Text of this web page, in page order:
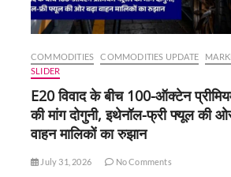
COMMODITIES COMMODITIES UPDATE
SLIDER
E20 विवाद के बीच 100-ऑक्टेन
की मांग दोगुनी, इथेनॉल-फ्री फ्यूल की
वाहन मालिकों का रुझान
July 31, 2026 No Comments